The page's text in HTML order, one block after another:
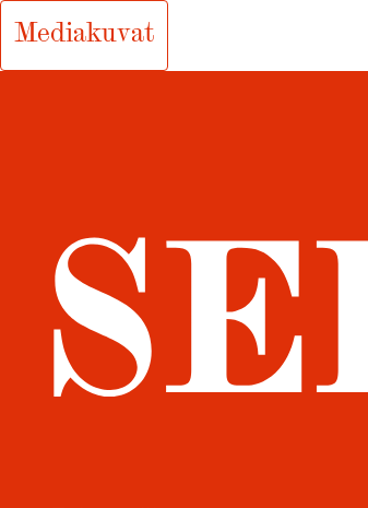
Mediakuvat